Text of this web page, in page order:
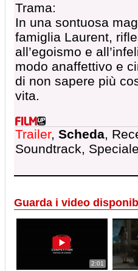
Trama:
In una sontuosa
famiglia Laurent,
all’egoismo e
modo anaffettivo e
di non sapere più
vita.
Trailer, Scheda,
Soundtrack,
Guarda i video
2:01